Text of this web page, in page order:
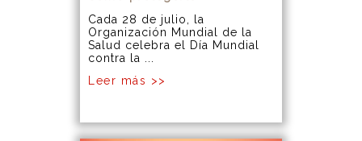
Cada 28 de julio, la
Organización Mundial de la
Salud celebra el Día Mundial
contra la ...
Leer más >>